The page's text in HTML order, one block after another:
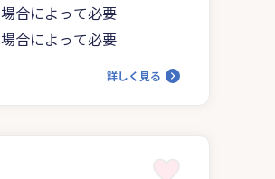
場合によって必要
場合によって必要
詳しく見る